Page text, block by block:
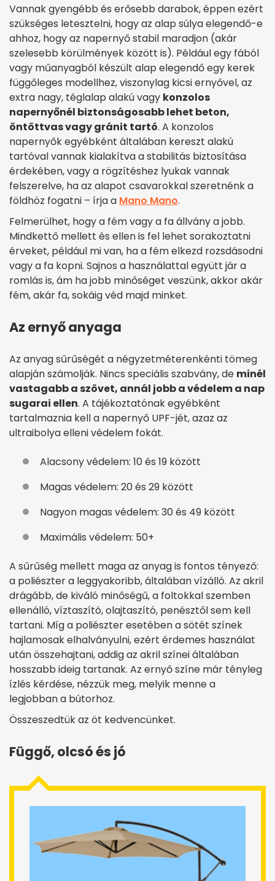
Vannak gyengébb és erősebb darabok, éppen ezért
szükséges letesztelni, hogy az alap súlya elegendő-e
ahhoz, hogy az napernyő stabil maradjon (akár
szelesebb körülmények között is). Például egy fából
vagy műanyagból készült alap elegendő egy kerek
függőleges modellhez, viszonylag kicsi ernyővel, az
extra nagy, téglalap alakú vagy konzolos
napernyőnél biztonságosabb lehet beton,
öntöttvas vagy gránit tartó. A konzolos
napernyők egyébként általában kereszt alakú
tartóval vannak kialakítva a stabilitás biztosítása
érdekében, vagy a rögzítéshez lyukak vannak
felszerelve, ha az alapot csavarokkal szeretnénk a
földhöz fogatni – írja a Mano Mano.
Felmerülhet, hogy a fém vagy a fa állvány a jobb.
Mindkettő mellett és ellen is fel lehet sorakoztatni
érveket, például mi van, ha a fém elkezd rozsdásodni
vagy a fa kopni. Sajnos a használattal együtt jár a
romlás is, ám ha jobb minőséget veszünk, akkor akár
fém, akár fa, sokáig véd majd minket.
Az ernyő anyaga
Az anyag sűrűségét a négyzetméterenkénti tömeg
alapján számolják. Nincs speciális szabvány, de minél
vastagabb a szövet, annál jobb a védelem a nap
sugarai ellen. A tájékoztatónak egyébként
tartalmaznia kell a napernyő UPF-jét, azaz az
ultraibolya elleni védelem fokát.
Alacsony védelem: 10 és 19 között
Magas védelem: 20 és 29 között
Nagyon magas védelem: 30 és 49 között
Maximális védelem: 50+
A sűrűség mellett maga az anyag is fontos tényező:
a poliészter a leggyakoribb, általában vízálló. Az akril
drágább, de kiváló minőségű, a foltokkal szemben
ellenálló, víztaszító, olajtaszító, penésztől sem kell
tartani. Míg a poliészter esetében a sötét színek
hajlamosak elhalványulni, ezért érdemes használat
után összehajtani, addig az akril színei általában
hosszabb ideig tartanak. Az ernyő színe már tényleg
ízlés kérdése, nézzük meg, melyik menne a
legjobban a bútorhoz.
Összeszedtük az öt kedvencünket.
Függő, olcsó és jó